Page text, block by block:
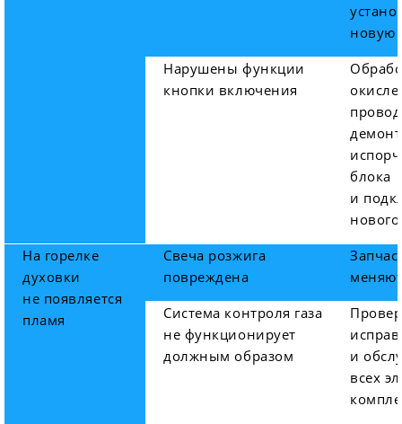
новую
Нарушены функции
кнопки включения
блока
и
На горелке
духовки
не появляется
пламя
Свеча розжига
повреждена
Система контроля газа
не функционирует
должным образом
и
всех